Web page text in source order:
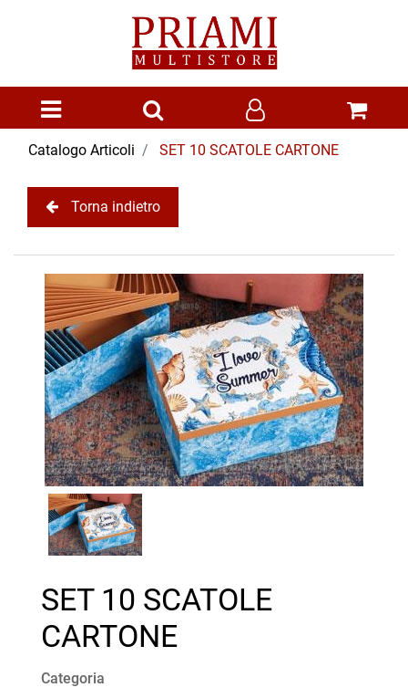
Open menu
Catalogo Articoli SET 10 SCATOLE CARTONE
Torna indietro
SET 10 SCATOLE
CARTONE
Categoria